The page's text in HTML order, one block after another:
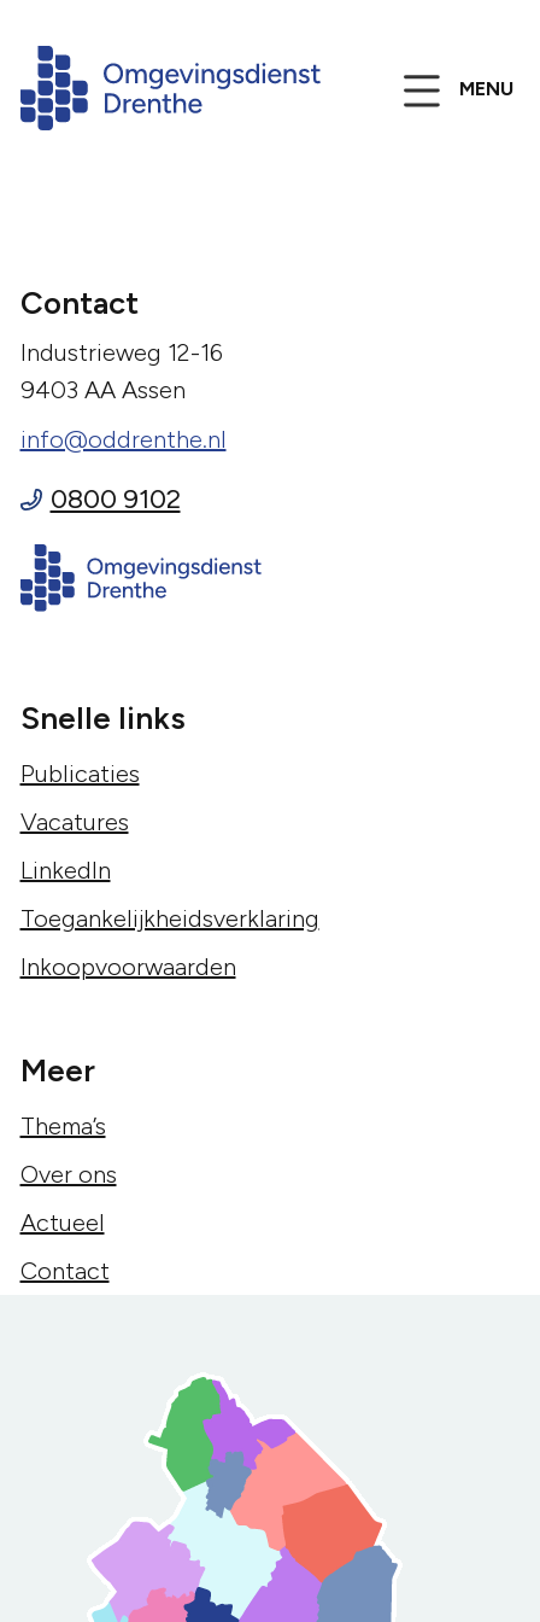
MENU
Contact
Industrieweg 12-16
9403 AA Assen
info@oddrenthe.nl
0800 9102
Snelle links
Publicaties
Vacatures
LinkedIn
Toegankelijkheidsverklaring
Inkoopvoorwaarden
Meer
Thema’s
Over ons
Actueel
Contact